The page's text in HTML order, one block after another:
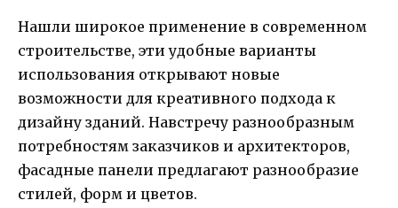
Нашли широкое применение в современном
строительстве, эти удобные варианты
использования открывают новые
возможности для креативного подхода к
дизайну зданий. Навстречу разнообразным
потребностям заказчиков и архитекторов,
фасадные панели предлагают разнообразие
стилей, форм и цветов.